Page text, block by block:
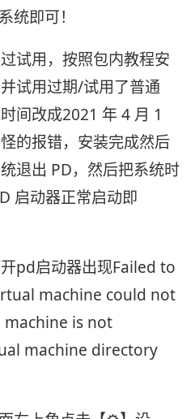
统即可！
试用，按照包内教程安
试用过期/试用了普通
间改成2021 年 4 月 1
的报错，安装完成然后
退出 PD，然后把系统时
启动器正常启动即
pd启动器出现Failed to
machine could not
is not
machine directory